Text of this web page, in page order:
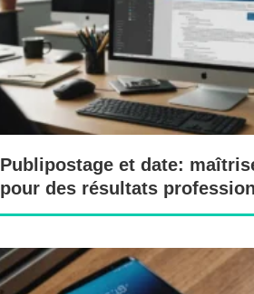
Publipostage et date:
pour des résultats